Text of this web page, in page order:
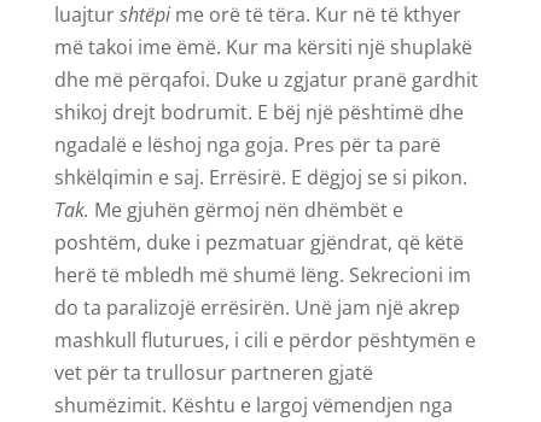
luajturshtëpime orë të tëra. Kur në të kthyer
më takoi ime ëmë. Kur ma kërsiti një shuplakë
dhe më përqafoi. Duke u zgjatur pranë gardhit
shikoj drejt bodrumit. E bëj një pështimë dhe
ngadalë e lëshoj nga goja. Pres për ta parë
shkëlqimin e saj. Errësirë. E dëgjoj se si pikon.
Tak. Me gjuhën gërmoj nën dhëmbët e
poshtëm, duke i pezmatuar gjëndrat, që këtë
herë të mbledh më shumë lëng. Sekrecioni im
do ta paralizojë errësirën. Unë jam një akrep
mashkull fluturues, i cili e përdor pështymën e
vet për ta trullosur partneren gjatë
shumëzimit. Kështu e largoj vëmendjen nga